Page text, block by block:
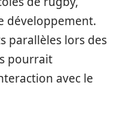
développement.
parallèles lors des
pourrait
avec le